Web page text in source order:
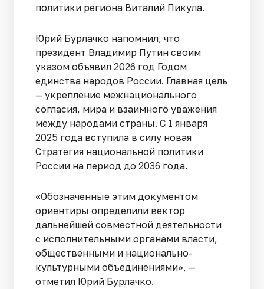
политики региона Виталий Пикула.
Юрий Бурлачко напомнил, что
президент Владимир Путин своим
указом объявил 2026 год Годом
единства народов России. Главная цель
— укрепление межнационального
согласия, мира и взаимного уважения
между народами страны. С 1 января
2025 года вступила в силу новая
Стратегия национальной политики
России на период до 2036 года.
«Обозначенные этим документом
ориентиры определили вектор
дальнейшей совместной деятельности
с исполнительными органами власти,
общественными и национально-
культурными объединениями», —
отметил Юрий Бурлачко.